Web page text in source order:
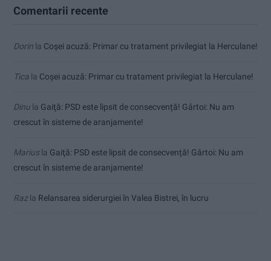
Comentarii recente
Dorin la Coșei acuză: Primar cu tratament privilegiat la Herculane!
Tica la Coșei acuză: Primar cu tratament privilegiat la Herculane!
Dinu la Gaiţă: PSD este lipsit de consecvență! Gârtoi: Nu am
crescut în sisteme de aranjamente!
Mariusla Gaiţă: PSD este lipsit de consecvență! Gârtoi: Nu am
crescut în sisteme de aranjamente!
Razla Relansarea siderurgiei în Valea Bistrei, în lucru